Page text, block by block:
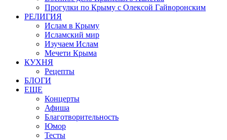
Прогулки по Крыму с Олексой Гайворонским
РЕЛИГИЯ
Ислам в Крыму
Исламский мир
Изучаем Ислам
Мечети Крыма
КУХНЯ
Рецепты
БЛОГИ
ЕЩЕ
Концерты
Афиша
Благотворительность
Юмор
Тесты